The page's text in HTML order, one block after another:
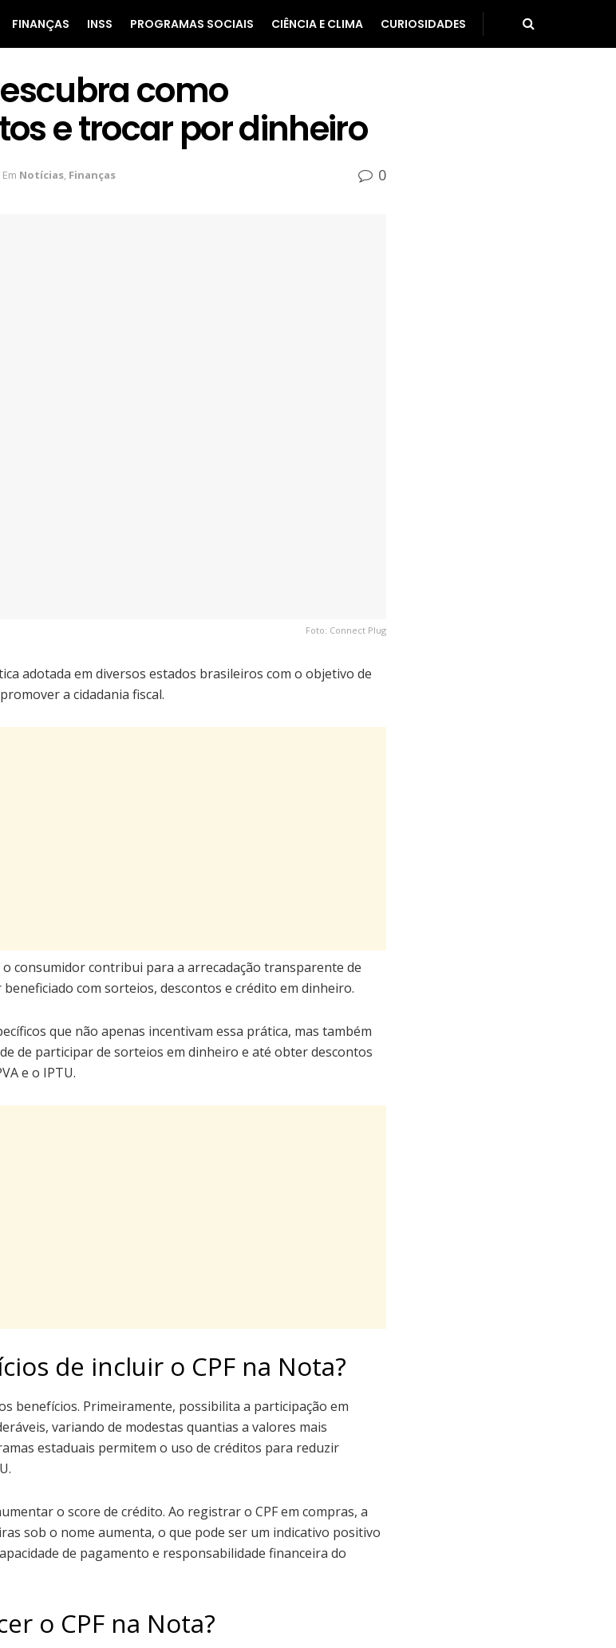
FINANÇAS INSS PROGRAMAS SOCIAIS CIÊNCIA E CLIMA CURIOSIDADES
como
e trocar por dinheiro
Em Notícias, Finanças 0
Foto: Connect Plug
adotada em diversos estados brasileiros com o objetivo de
a cidadania fiscal.
consumidor contribui para a arrecadação transparente de
com sorteios, descontos e crédito em dinheiro.
que não apenas incentivam essa prática, mas também
de participar de sorteios em dinheiro e até obter descontos
e o IPTU.
de incluir o CPF na Nota?
benefícios. Primeiramente, possibilita a participação em
variando de modestas quantias a valores mais
estaduais permitem o uso de créditos para reduzir
o score de crédito. Ao registrar o CPF em compras, a
sob o nome aumenta, o que pode ser um indicativo positivo
de pagamento e responsabilidade financeira do
o CPF na Nota?